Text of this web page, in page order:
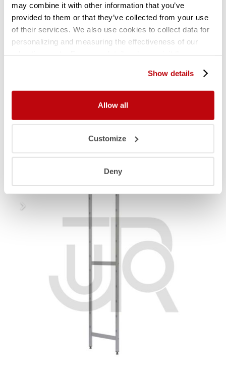
may combine it with other information that you’ve
provided to them or that they’ve collected from your use
of their services. We also use cookies to collect data for
personalizing and measuring the effectiveness of our
Show details
Allow all
Customize
Deny
KUNSTSTOF LEGBORDEN (polymeer)
• Diepte460mm.
• Perforaties: rond, Ø 40 mm.
maten Gastronormbakken in te hangen.